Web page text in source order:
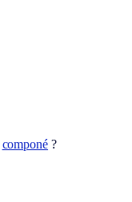
componé ?